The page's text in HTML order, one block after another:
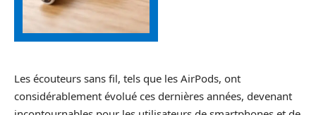
Les écouteurs sans fil, tels que les AirPods, ont
considérablement évolué ces dernières années, devenant